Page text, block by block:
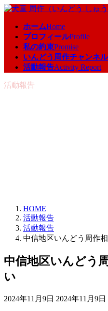
コ
ッ
ナ
移
ホームHome
プロフィールProfile
私の約束Promise
いんどう周作チャンネル
活動報告Activity Report
活動報告
HOME
活動報告
活動報告
中信地区いんどう周作
中信地区いんどう
い
2024年11月9日 最
2024年11月9日